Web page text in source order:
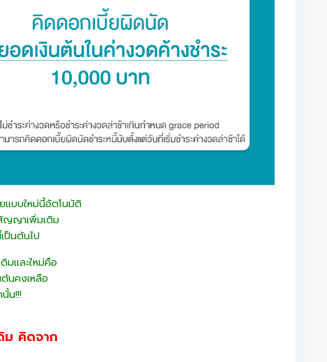
แบบใหม่นี้อัตโนมัติ
ญญาเพิ่มเติม
ป็นต้นไป
มและใหม่คือ
นคงเหลือ
น!!!
ม คิดจาก